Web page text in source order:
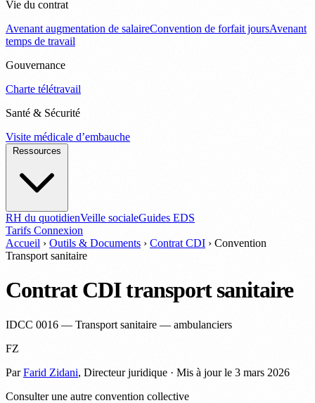
Vie du contrat
Avenant augmentation de salaireConvention de forfait joursAvenant
temps de travail
Gouvernance
Charte télétravail
Santé & Sécurité
Visite médicale d’embauche
RH du quotidienVeille socialeGuides EDS
Tarifs Connexion
Accueil › Outils & Documents › Contrat CDI › Convention
Transport sanitaire
Contrat CDI transport sanitaire
IDCC 0016 — Transport sanitaire — ambulanciers
FZ
ParFarid Zidani, Directeur juridique · Mis à jour le 3 mars 2026
Consulter une autre convention collective